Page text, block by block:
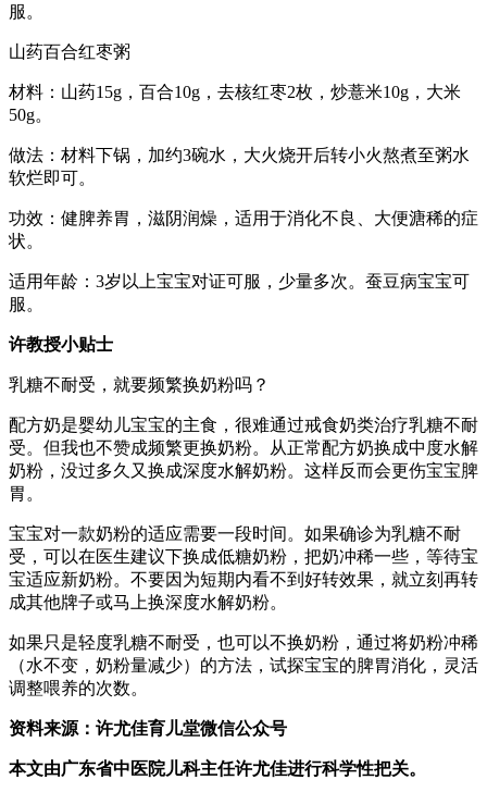
服。
山药百合红枣粥
材料：山药15g，百合10g，去核红枣2枚，炒薏米10g，大米
50g。
做法：材料下锅，加约3碗水，大火烧开后转小火熬煮至粥水
软烂即可。
功效：健脾养胃，滋阴润燥，适用于消化不良、大便溏稀的症
状。
适用年龄：3岁以上宝宝对证可服，少量多次。蚕豆病宝宝可
服。
许教授小贴士
乳糖不耐受，就要频繁换奶粉吗？
配方奶是婴幼儿宝宝的主食，很难通过戒食奶类治疗乳糖不耐
受。但我也不赞成频繁更换奶粉。从正常配方奶换成中度水解
奶粉，没过多久又换成深度水解奶粉。这样反而会更伤宝宝脾
胃。
宝宝对一款奶粉的适应需要一段时间。如果确诊为乳糖不耐
受，可以在医生建议下换成低糖奶粉，把奶冲稀一些，等待宝
宝适应新奶粉。不要因为短期内看不到好转效果，就立刻再转
成其他牌子或马上换深度水解奶粉。
如果只是轻度乳糖不耐受，也可以不换奶粉，通过将奶粉冲稀
（水不变，奶粉量减少）的方法，试探宝宝的脾胃消化，灵活
调整喂养的次数。
资料来源：许尤佳育儿堂微信公众号
本文由广东省中医院儿科主任许尤佳进行科学性把关。